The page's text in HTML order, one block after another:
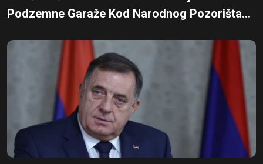
Podzemne Garaže Kod Narodnog Pozorišta...